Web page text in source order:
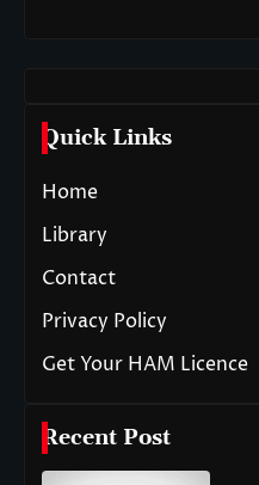
Quick Links
Home
Library
Contact
Privacy Policy
Get Your HAM Licence
Recent Post